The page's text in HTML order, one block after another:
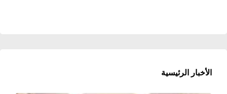
الأخبار الرئيسية